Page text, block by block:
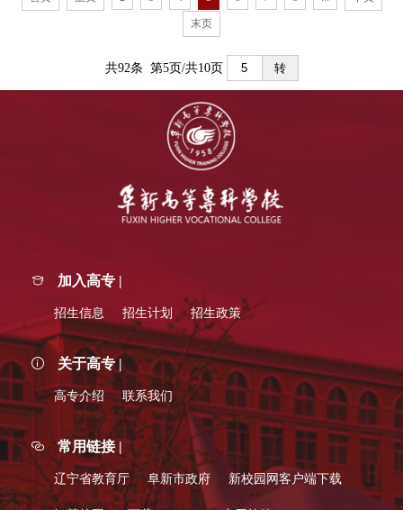
末页
共92条 第5页/共10页 转
加入高专 |
招生信息 招生计划 招生政策
关于高专 |
高专介绍 联系我们
常用链接 |
辽宁省教育厅 阜新市政府 新校园网客户端下载